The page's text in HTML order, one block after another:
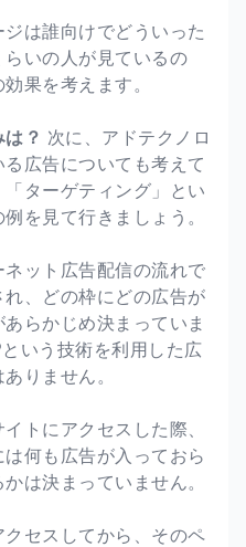
は誰向けでどういった
いの人が見ているの
果を考えます。
？ 次に、アドテクノロ
広告についても考えて
ターゲティング」とい
を見て行きましょう。
ット広告配信の流れで
、どの枠にどの広告が
らかじめ決まっていま
いう技術を利用した広
りません。
トにアクセスした際、
何も広告が入っておら
は決まっていません。
セスしてから、そのペ